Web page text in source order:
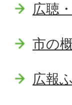
広聴
市の
広報